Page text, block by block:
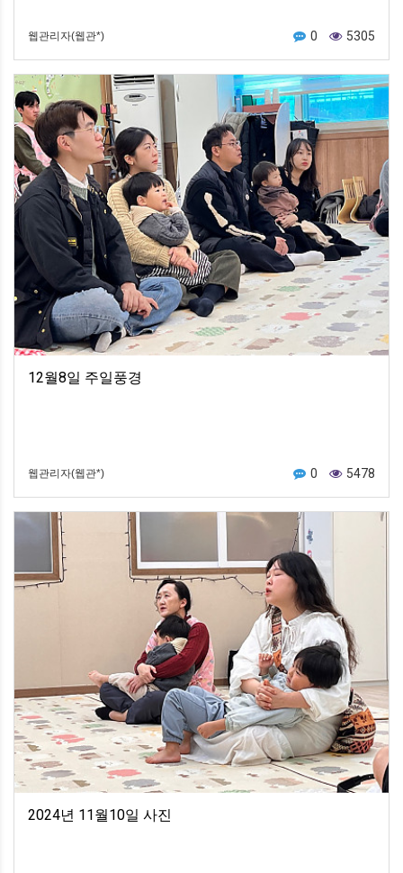
웹관리자(웹관*) 0 5305
12월8일 주일풍경
웹관리자(웹관*) 0 5478
2024년 11월10일 사진